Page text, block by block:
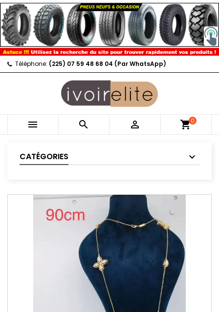
Téléphone: (225) 07 59 48 68 04 (Par WhatsApp)
   shopping_cart0
CATÉGORIES